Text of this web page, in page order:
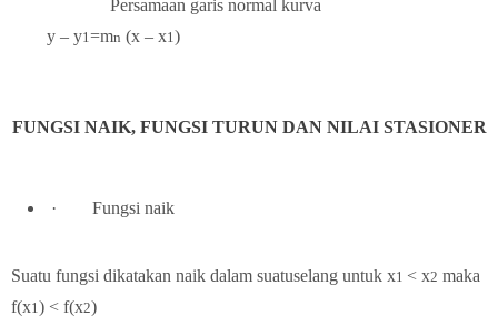
Persamaan garis normal kurva
y – y1=mn (x – x1)
FUNGSI NAIK, FUNGSI TURUN DAN NILAI STASIONER
· Fungsi naik
Suatu fungsi dikatakan naik dalam suatuselang untuk x1 < x2 maka
f(x1) < f(x2)